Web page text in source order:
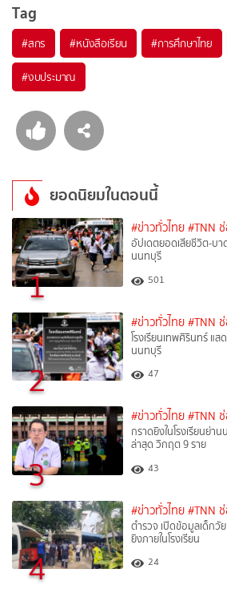
Tag
#สกร #หนังสือเรียน #การศึกษาไทย
#งบประมาณ
ยอดนิยมในตอนนี้
1
#ข่าวทั่วไทย #TNN
อัปเดตยอดเสียชีวิต-บา
นนทบุรี
501
2
#ข่าวทั่วไทย #TNN
โรงเรียนเทพศิรินทร์ แส
นนทบุรี
47
3
#ข่าวทั่วไทย #TNN
กราดยิงในโรงเรียนย่า
ล่าสุด วิกฤต 9 ราย
43
4
#ข่าวทั่วไทย #TNN
ตำรวจ เปิดข้อมูลเด็ก
ยิงภายในโรงเรียน
24